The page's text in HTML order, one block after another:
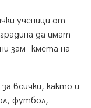
ученици от
да имат
зам -кмета на
всички, както и
футбол,